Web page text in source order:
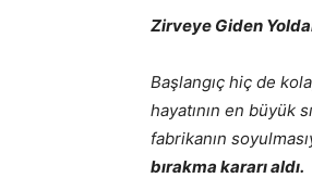
Zirveye Giden
Başlangıç hiç de
hayatının en büyük
fabrikanın
bırakma kararı aldı.